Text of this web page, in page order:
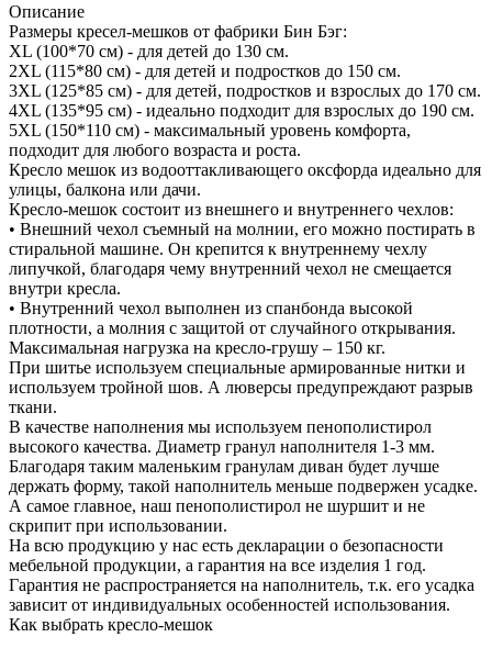
Описание
Размеры кресел-мешков от фабрики Бин Бэг:
XL (100*70 см) - для детей до 130 см.
2XL (115*80 см) - для детей и подростков до 150 см.
3XL (125*85 см) - для детей, подростков и взрослых до 170 см.
4XL (135*95 см) - идеально подходит для взрослых до 190 см.
5XL (150*110 см) - максимальный уровень комфорта,
подходит для любого возраста и роста.
Кресло мешок из водооттакливающего оксфорда идеально для
улицы, балкона или дачи.
Кресло-мешок состоит из внешнего и внутреннего чехлов:
• Внешний чехол съемный на молнии, его можно постирать в
стиральной машине. Он крепится к внутреннему чехлу
липучкой, благодаря чему внутренний чехол не смещается
внутри кресла.
• Внутренний чехол выполнен из спанбонда высокой
плотности, а молния с защитой от случайного открывания.
Максимальная нагрузка на кресло-грушу – 150 кг.
При шитье используем специальные армированные нитки и
используем тройной шов. А люверсы предупреждают разрыв
ткани.
В качестве наполнения мы используем пенополистирол
высокого качества. Диаметр гранул наполнителя 1-3 мм.
Благодаря таким маленьким гранулам диван будет лучше
держать форму, такой наполнитель меньше подвержен усадке.
А самое главное, наш пенополистирол не шуршит и не
скрипит при использовании.
На всю продукцию у нас есть декларации о безопасности
мебельной продукции, а гарантия на все изделия 1 год.
Гарантия не распространяется на наполнитель, т.к. его усадка
зависит от индивидуальных особенностей использования.
Как выбрать кресло-мешок